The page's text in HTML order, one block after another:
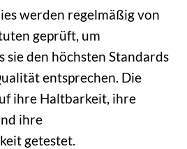
werden regelmäßig von
geprüft, um
sie den höchsten Standards
entsprechen. Die
ihre Haltbarkeit, ihre
ihre
getestet.